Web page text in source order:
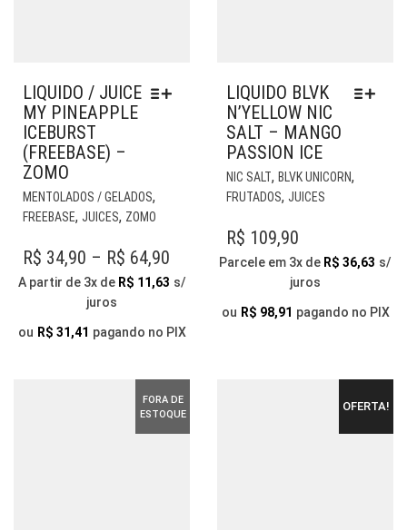
LIQUIDO / JUICE
MY PINEAPPLE
ICEBURST
(FREEBASE) –
ZOMO
MENTOLADOS / GELADOS,
FREEBASE, JUICES, ZOMO
VARIANTES.
AS
OPÇÕES
PODEM
PÁGINA
DO
R$ 34,90 – R$ 64,90
RANGE:
R$ 34,90
THROUGH
A partir de 3x de R$ 11,63 s/
juros
ou R$ 31,41 pagando no PIX
LIQUIDO BLVK
N’YELLOW NIC
SALT – MANGO
PASSION ICE
NIC SALT, BLVK UNICORN,
FRUTADOS, JUICES
AS
DO
R$ 109,90
Parcele em 3x de R$ 36,63 s/
juros
ou R$ 98,91 pagando no PIX
FORA DE
ESTOQUE
OFERTA!